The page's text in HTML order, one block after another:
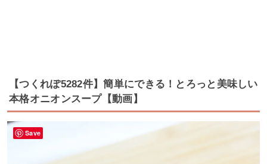
【つくれぽ5282件】簡単にできる！とろっと美味しい
本格オニオンスープ【動画】
Save